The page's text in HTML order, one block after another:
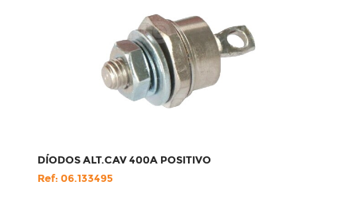
DÍODOS ALT.CAV 400A POSITIVO
Ref: 06.133495